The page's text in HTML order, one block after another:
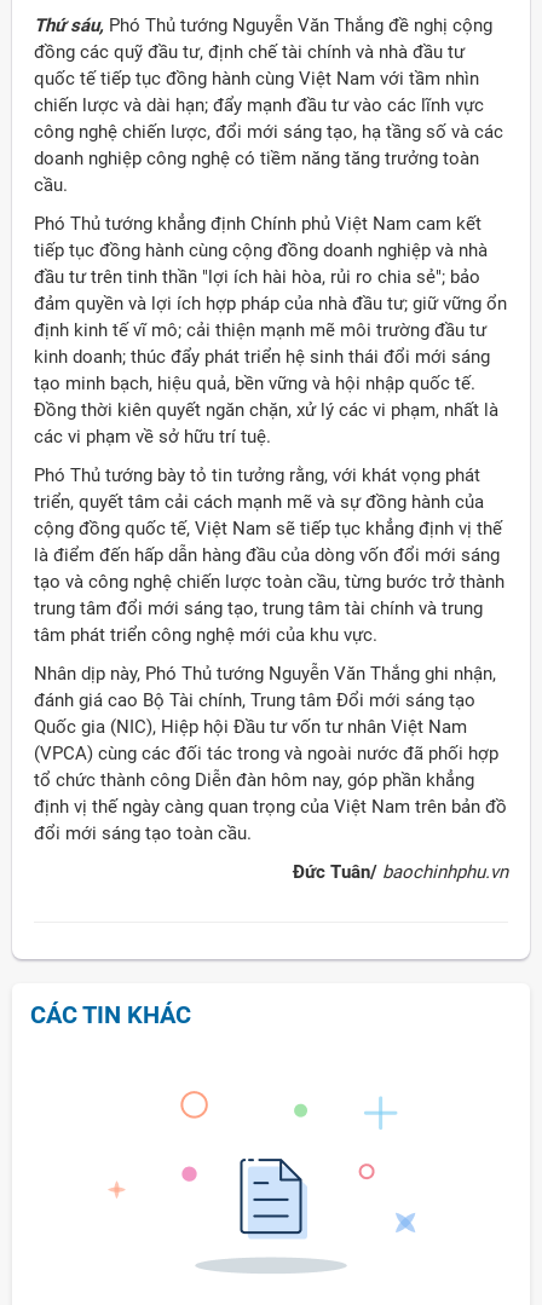
Thứ sáu, Phó Thủ tướng Nguyễn Văn Thắng đề nghị cộng
đồng các quỹ đầu tư, định chế tài chính và nhà đầu tư
quốc tế tiếp tục đồng hành cùng Việt Nam với tầm nhìn
chiến lược và dài hạn; đẩy mạnh đầu tư vào các lĩnh vực
công nghệ chiến lược, đổi mới sáng tạo, hạ tầng số và các
doanh nghiệp công nghệ có tiềm năng tăng trưởng toàn
cầu.
Phó Thủ tướng khẳng định Chính phủ Việt Nam cam kết
tiếp tục đồng hành cùng cộng đồng doanh nghiệp và nhà
đầu tư trên tinh thần "lợi ích hài hòa, rủi ro chia sẻ"; bảo
đảm quyền và lợi ích hợp pháp của nhà đầu tư; giữ vững ổn
định kinh tế vĩ mô; cải thiện mạnh mẽ môi trường đầu tư
kinh doanh; thúc đẩy phát triển hệ sinh thái đổi mới sáng
tạo minh bạch, hiệu quả, bền vững và hội nhập quốc tế.
Đồng thời kiên quyết ngăn chặn, xử lý các vi phạm, nhất là
các vi phạm về sở hữu trí tuệ.
Phó Thủ tướng bày tỏ tin tưởng rằng, với khát vọng phát
triển, quyết tâm cải cách mạnh mẽ và sự đồng hành của
cộng đồng quốc tế, Việt Nam sẽ tiếp tục khẳng định vị thế
là điểm đến hấp dẫn hàng đầu của dòng vốn đổi mới sáng
tạo và công nghệ chiến lược toàn cầu, từng bước trở thành
trung tâm đổi mới sáng tạo, trung tâm tài chính và trung
tâm phát triển công nghệ mới của khu vực.
Nhân dịp này, Phó Thủ tướng Nguyễn Văn Thắng ghi nhận,
đánh giá cao Bộ Tài chính, Trung tâm Đổi mới sáng tạo
Quốc gia (NIC), Hiệp hội Đầu tư vốn tư nhân Việt Nam
(VPCA) cùng các đối tác trong và ngoài nước đã phối hợp
tổ chức thành công Diễn đàn hôm nay, góp phần khẳng
định vị thế ngày càng quan trọng của Việt Nam trên bản đồ
đổi mới sáng tạo toàn cầu.
Đức Tuân/ baochinhphu.vn
CÁC TIN KHÁC